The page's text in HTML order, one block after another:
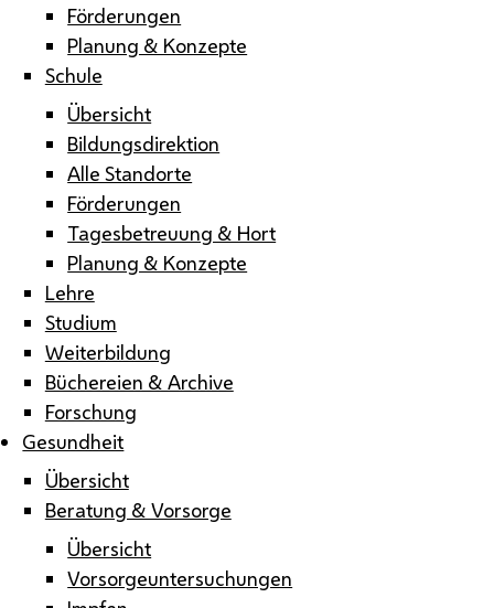
Förderungen
Planung & Konzepte
Schule
Übersicht
Bildungsdirektion
Alle Standorte
Förderungen
Tagesbetreuung & Hort
Planung & Konzepte
Lehre
Studium
Weiterbildung
Büchereien & Archive
Forschung
Gesundheit
Übersicht
Beratung & Vorsorge
Übersicht
Vorsorgeuntersuchungen